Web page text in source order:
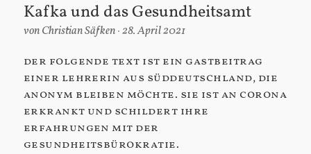
Kafka und das Gesundheitsamt
vonChristian Säfken 28. April 2021
der folgende text ist ein gastbeitrag
einer lehrerin aus süddeutschland, die
anonym bleiben möchte. sie ist an corona
erkrankt und schildert ihre
erfahrungen mit der
gesundheitsbürokratie.